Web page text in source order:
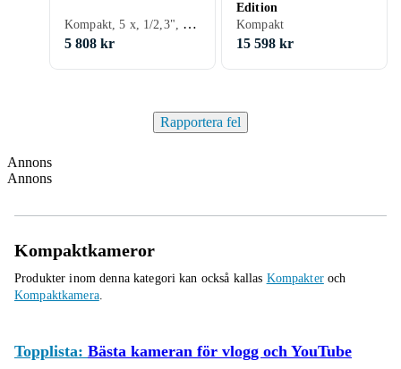
Kompakt, 5 x, 1/2,3", 2019
5 808 kr
Edition
Kompakt
15 598 kr
Rapportera fel
Annons
Annons
Kompaktkameror
Produkter inom denna kategori kan också kallas Kompakteroch
Kompaktkamera.
Topplista: Bästa kameran för vlogg och YouTube